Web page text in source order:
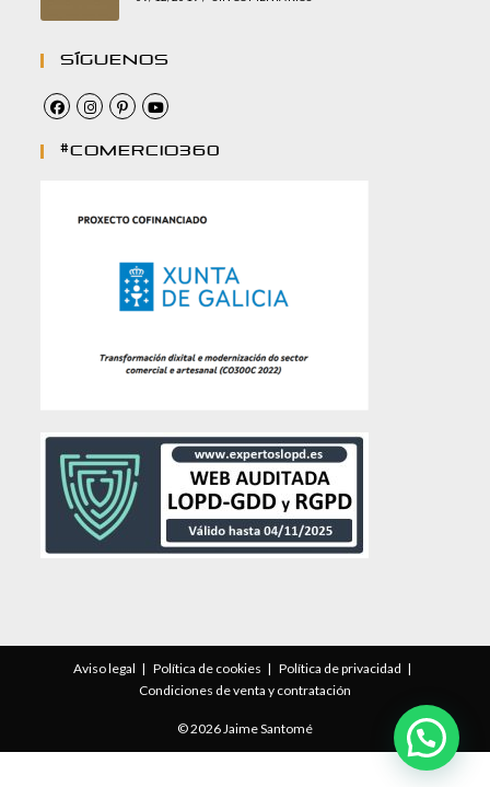
Síguenos
#comercio360
Aviso legal Política de cookies
Política de privacidad
Condiciones de venta y contratación
© 2026 Jaime Santomé